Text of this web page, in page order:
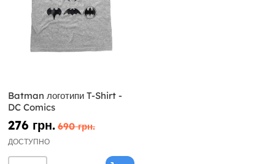
Batman логотипи T-Shirt -
DC Comics
276 грн. 690 грн.
ДОСТУПНО